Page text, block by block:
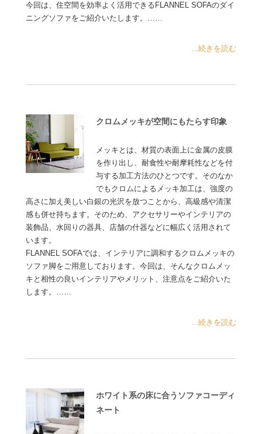
今回は、住空間を効率よく活用できるFLANNEL SOFAのダイ
ニングソファをご紹介いたします。……
...続きを読む
クロムメッキが空間にもたらす印象
メッキとは、材質の表面上に金属の皮膜
を作り出し、耐食性や耐摩耗性などを付
与する加工方法のひとつです。そのなか
でもクロムによるメッキ加工は、強度の
高さに加え美しい白銀の光沢を放つことから、高級感や清潔
感も併せ持ちます。そのため、アクセサリーやインテリアの
装飾品、水回りの器具、店舗の什器などに幅広く活用されて
います。
FLANNEL SOFAでは、インテリアに調和するクロムメッキの
ソファ脚をご用意しております。今回は、そんなクロムメッ
キと相性の良いインテリアやメリット、注意点をご紹介いた
します。……
...続きを読む
ホワイト系の床に合うソファコーディ
ネート